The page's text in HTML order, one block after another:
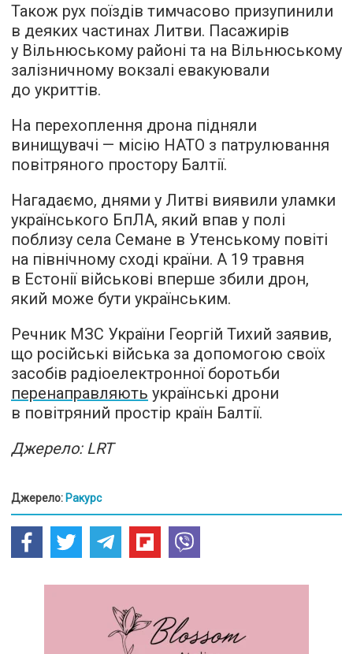
Також рух поїздів тимчасово призупинили
в деяких частинах Литви. Пасажирів
у Вільнюському районі та на Вільнюському
залізничному вокзалі евакуювали
до укриттів.
На перехоплення дрона підняли
винищувачі — місію НАТО з патрулювання
повітряного простору Балтії.
Нагадаємо, днями у Литві виявили уламки
українського БпЛА, який впав у полі
поблизу села Семане в Утенському повіті
на північному сході країни. А 19 травня
в Естонії військові вперше збили дрон,
який може бути українським.
Речник МЗС України Георгій Тихий заявив,
що російські війська за допомогою своїх
засобів радіоелектронної боротьби
перенаправляють українські дрони
в повітряний простір країн Балтії.
Джерело: LRT
Джерело: Ракурс